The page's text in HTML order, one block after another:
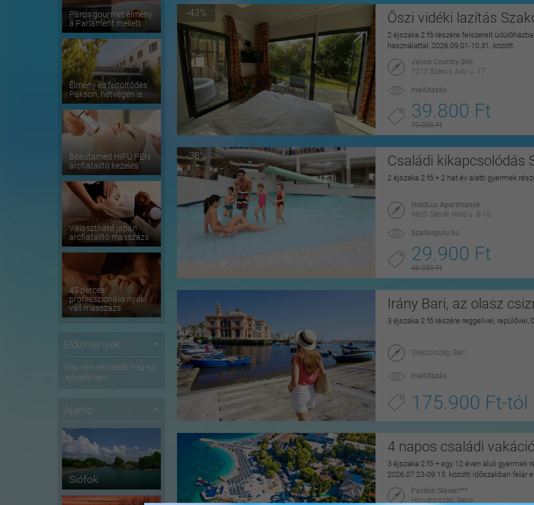
Páros gourmet élmény
a Parlament mellett
Élmény és feltöltődés
Pakson, hétvégén is
Beautamed HIFU PEN
arcfiatalító kezelés
Választható japán
arcfiatalító masszázs
45 perces
professzionális nyak-
váll masszázs
Előzmények
Még nem tekintettél meg egy
ajánlatot sem
Ajánló
Siófok
-43% Őszi vidéki lazítás
2 éjszaka 2 fő részére felszerelt
használattal, 2026.09.01-10.31. között
Janus Country Site
7213 Szakcs, Ady u. 17.
maiUtazás
39.800 Ft
70.000 Ft
-38% Családi kikapcsolódás
2 éjszaka 2 fő + 2 hat év alatti gyermek
HoldLux Apartmanok
9600 Sárvár, Hold u. 8-10.
Szallasguru.hu
29.900 Ft
48.050 Ft
Irány Bari, az olasz
3 éjszaka 2 fő részére reggelivel, repülővel,
Olaszország, Bari
maiUtazás
175.900 Ft-tól
4 napos családi
3 éjszaka 2 fő + egy 12 éven aluli gyermek
2026.07.23-09.13. közötti időszakban felár
Pavilon Slaven***
Horvátország, Selce